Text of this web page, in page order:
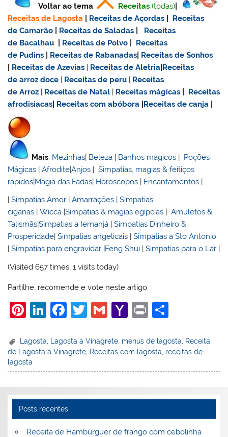
Voltar ao tema: Receitas (todas)
Receitas de Lagosta
Receitas de Açordas
Receitas
de Camarão
Receitas de Saladas
Receitas
de Bacalhau
Receitas de Polvo
Receitas
de Pudins
Receitas de Rabanadas Receitas de Sonhos
Receitas de Azevias | Receitas de Aletria Receitas
dearroz doce | Receitas de peru | Receitas
de Arroz | Receitas de Natal | Receitas mágicas
Receitas
afrodisiacas Receitas com abóbora Receitas de canja
Mais: Mezinhas| Beleza | Banhos mágicos | Poções
Mágicas |Afrodite|Anjos |Simpatias, magias & feitiços
rápidos|Magia das Fadas| Horoscopos | Encantamentos |
|Simpatias Amor |Amarrações |Simpatias
ciganas |Wicca |Simpatias & magias egípcias |Amuletos &
Talismãs|Simpatias a Iemanjá |Simpatias Dinheiro &
Prosperidade |Simpatias angelicais |Simpatias a Sto Antonio
|Simpatias para engravidar Feng Shui |Simpatias para o Lar
(Visited 657 times, 1 visits today)
Partilhe, recomende e vote neste artigo
Pi
er
e
st
Li
k
e
dI
F
c
e
b
o
k
T
itt
er
G
ai
l
Y
h
o
o
l
Pr
t
ar
e
Lagosta Lagosta à Vinagrete menus de lagosta Receita
de Lagosta à Vinagrete Receitas com lagosta receitas de
lagosta
Posts recentes
Receita de Hambúrguer de frango com cebolinha